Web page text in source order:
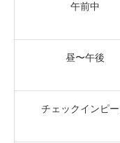
午前中
昼〜午後
チェックインピー